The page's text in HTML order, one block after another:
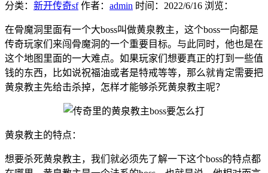
分类： 新开传奇sf 作者： admin 时间： 2022/6/16 浏览：
在骨魔洞里面有一个大boss叫做黄泉教主，这个boss一向都是
传奇玩家们来闯骨魔洞的一个重要目标。与此同时，他也是在
这个地图里面的一大难点。如果玩家们想要真正的打到一些值
钱的东西，比如说祝福油或者是特戒等等，那么就肯定需要把
黄泉教主先给击杀掉，怎样才能够杀死黄泉教主呢？
黄泉教主的特点：
想要杀死黄泉教主，我们就必须先了解一下这个boss的特点都